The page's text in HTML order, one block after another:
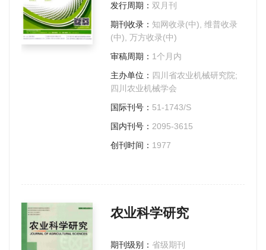
发行周期： 双月刊
期刊收录： 知网收录(中), 维普收录
(中), 万方收录(中)
审稿周期： 1个月内
主办单位： 四川省农业机械研究院;
四川农业机械学会
国际刊号： 51-1743/S
国内刊号： 2095-3615
创刊时间： 1977
农业科学研究
期刊级别： 省级期刊